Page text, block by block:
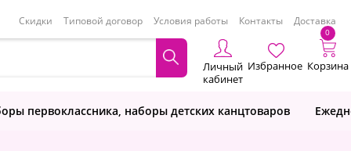
Скидки Типовой договор Условия работы Контакты Доставка
Личный
кабинет
Избранное
0
Корзина
первоклассника, наборы детских канцтоваров